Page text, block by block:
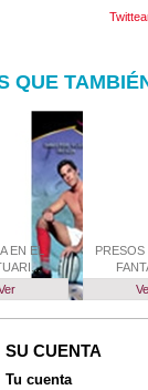
QUE
EN EL
PRESOS
SU CUENTA
Tu cuenta